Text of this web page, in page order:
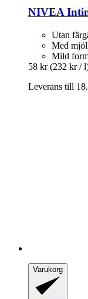
NIVEA
Utan
Med
Mild
58 kr (232 kr /
Leverans till
Varukorg